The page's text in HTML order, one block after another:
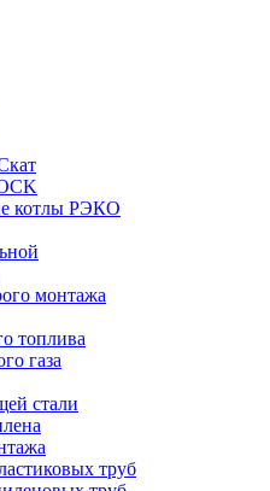
котлы РЭКО
монтажа
топлива
газа
стали
труб